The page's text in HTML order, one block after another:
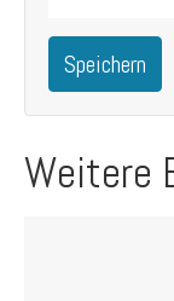
Speichern
Weitere